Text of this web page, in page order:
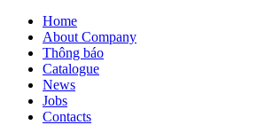
Home
About Company
Thông báo
Catalogue
News
Jobs
Contacts